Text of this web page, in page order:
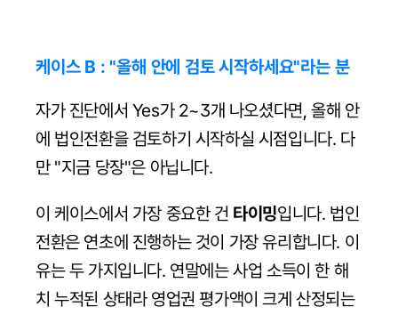
케이스 B : "올해 안에 검토 시작하세요"라는 분
자가 진단에서 Yes가 2~3개 나오셨다면, 올해 안
에 법인전환을 검토하기 시작하실 시점입니다. 다
만 "지금 당장"은 아닙니다.
이 케이스에서 가장 중요한 건 타이밍입니다. 법인
전환은 연초에 진행하는 것이 가장 유리합니다. 이
유는 두 가지입니다. 연말에는 사업 소득이 한 해
치 누적된 상태라 영업권 평가액이 크게 산정되는